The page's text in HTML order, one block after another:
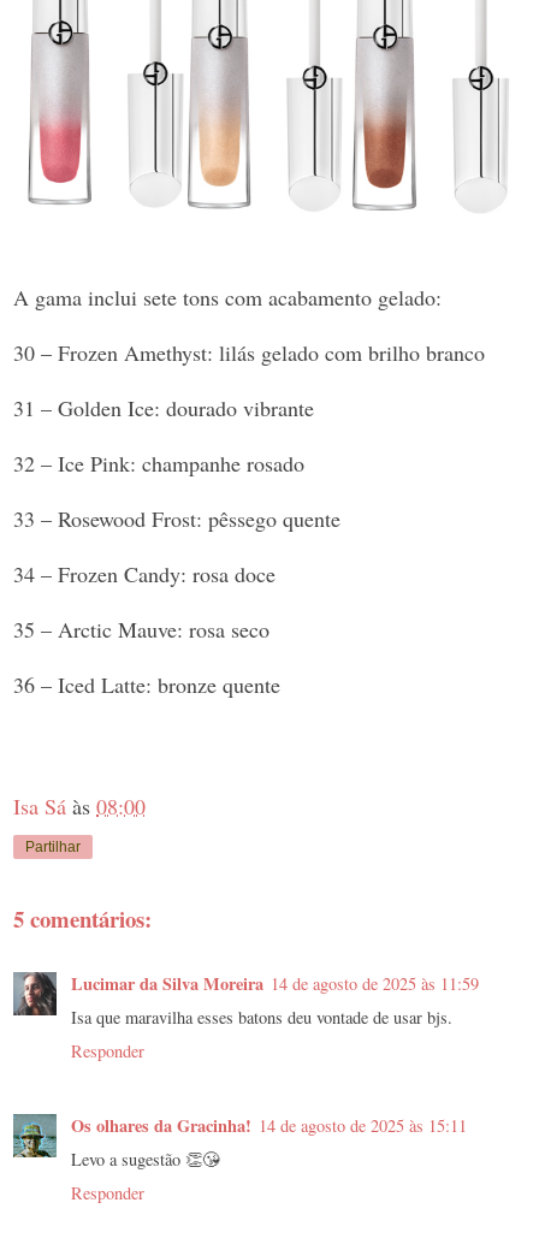
A gama inclui sete tons com acabamento gelado:
30 – Frozen Amethyst: lilás gelado com brilho branco
31 – Golden Ice: dourado vibrante
32 – Ice Pink: champanhe rosado
33 – Rosewood Frost: pêssego quente
34 – Frozen Candy: rosa doce
35 – Arctic Mauve: rosa seco
36 – Iced Latte: bronze quente
Isa Sá às 08:00
Partilhar
5 comentários:
Lucimar da Silva Moreira 14 de agosto de 2025 às 11:59
Isa que maravilha esses batons deu vontade de usar bjs.
Responder
Os olhares da Gracinha! 14 de agosto de 2025 às 15:11
Levo a sugestão 👏😘
Responder